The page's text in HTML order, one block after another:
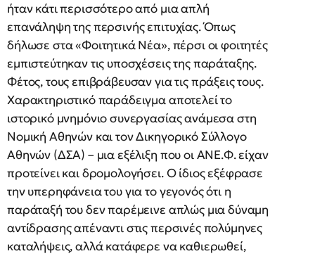
ήταν κάτι περισσότερο από μια απλή
επανάληψη της περσινής επιτυχίας. Όπως
δήλωσε στα «Φοιτητικά Νέα», πέρσι οι φοιτητές
εμπιστεύτηκαν τις υποσχέσεις της παράταξης.
Φέτος, τους επιβράβευσαν για τις πράξεις τους.
Χαρακτηριστικό παράδειγμα αποτελεί το
ιστορικό μνημόνιο συνεργασίας ανάμεσα στη
Νομική Αθηνών και τον Δικηγορικό Σύλλογο
Αθηνών (ΔΣΑ) – μια εξέλιξη που οι ΑΝΕ.Φ. είχαν
προτείνει και δρομολογήσει. Ο ίδιος εξέφρασε
την υπερηφάνεια του για το γεγονός ότι η
παράταξή του δεν παρέμεινε απλώς μια δύναμη
αντίδρασης απέναντι στις περσινές πολύμηνες
καταλήψεις, αλλά κατάφερε να καθιερωθεί,